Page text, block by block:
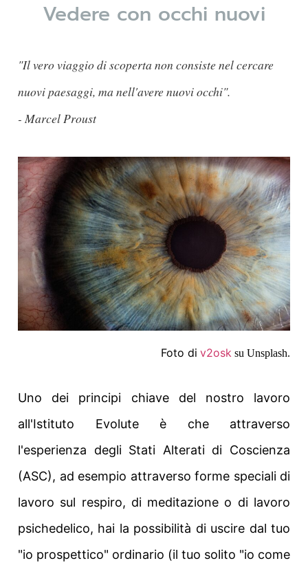
Vedere con occhi nuovi
"Il vero viaggio di scoperta non consiste nel cercare
nuovi paesaggi, ma nell'avere nuovi occhi".
- Marcel Proust
Foto di v2osk su Unsplash.
Uno dei principi chiave del nostro lavoro
all'Istituto Evolute è che attraverso
l'esperienza degli Stati Alterati di Coscienza
(ASC), ad esempio attraverso forme speciali di
lavoro sul respiro, di meditazione o di lavoro
psichedelico, hai la possibilità di uscire dal tuo
"io prospettico" ordinario (il tuo solito "io come